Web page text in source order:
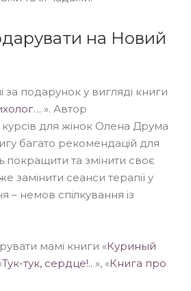
на Новий
за подарунок у вигляді книги
». Автор
для жінок Олена Друма
багато рекомендацій для
покращити та змінити своє
замінити сеанси терапії у
– немов спілкування із
мамі книги «Куриный
Тук-тук, сердце!.. », «Книга про